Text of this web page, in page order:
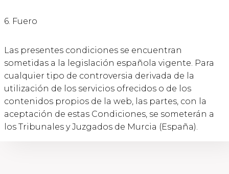
6. Fuero
Las presentes condiciones se encuentran
sometidas a la legislación española vigente. Para
cualquier tipo de controversia derivada de la
utilización de los servicios ofrecidos o de los
contenidos propios de la web, las partes, con la
aceptación de estas Condiciones, se someterán a
los Tribunales y Juzgados de Murcia (España).